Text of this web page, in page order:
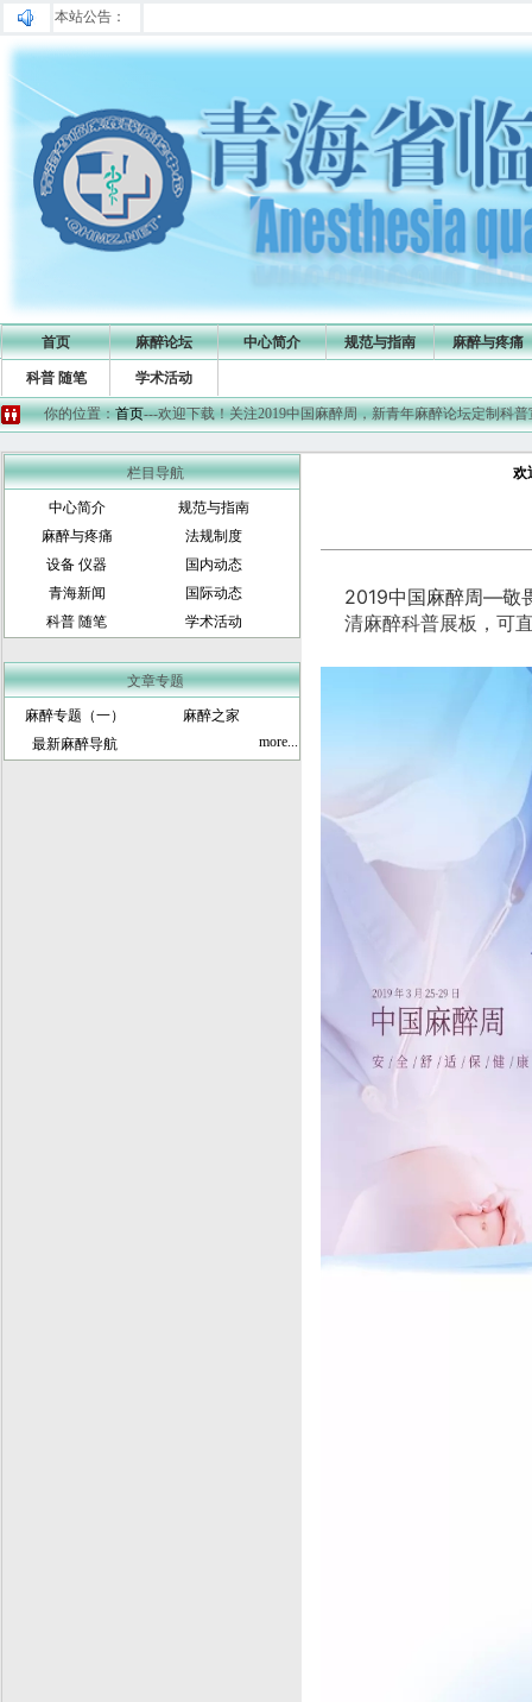
本站公告：
首页 麻醉论坛 中心简介 规范与指南 麻醉与疼痛
科普 随笔 学术活动
你的位置：首页---欢迎下载！关注2019中国麻醉周，新青年麻醉论坛定制科
栏目导航
中心简介
规范与指南
麻醉与疼痛
法规制度
设备 仪器
国内动态
青海新闻
国际动态
科普 随笔
学术活动
文章专题
麻醉专题（一）
麻醉之家
最新麻醉导航
more...
欢
2019中国麻醉周—敬
清麻醉科普展板，可